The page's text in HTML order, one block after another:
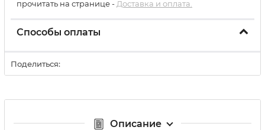
прочитать на странице - Доставка и оплата.
Способы оплаты
Поделиться:
Описание